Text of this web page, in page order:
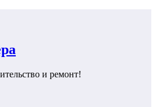
и ремонт!